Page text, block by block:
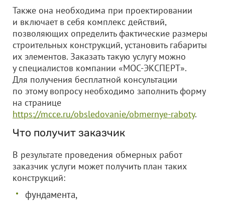
Также она необходима при проектировании
и включает в себя комплекс действий,
позволяющих определить фактические размеры
строительных конструкций, установить габариты
их элементов. Заказать такую услугу можно
у специалистов компании «МОС-ЭКСПЕРТ».
Для получения бесплатной консультации
по этому вопросу необходимо заполнить форму
на странице
https://mcce.ru/obsledovanie/obmernye-raboty.
Что получит заказчик
В результате проведения обмерных работ
заказчик услуги может получить план таких
конструкций:
фундамента,